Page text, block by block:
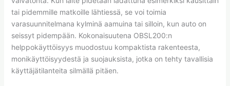
tai pidemmille matkoille lähtiessä, se voi toimia
varasuunnitelmana kylminä aamuina tai silloin, kun auto on
seissyt pidempään. Kokonaisuutena OBSL200:n
helppokäyttöisyys muodostuu kompaktista rakenteesta,
monikäyttöisyydestä ja suojauksista, jotka on tehty tavallisia
käyttäjätilanteita silmällä pitäen.